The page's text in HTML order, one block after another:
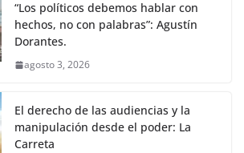
“Los políticos debemos hablar con
hechos, no con palabras”: Agustín
Dorantes.
agosto 3, 2026
El derecho de las audiencias y la
manipulación desde el poder: La
Carreta